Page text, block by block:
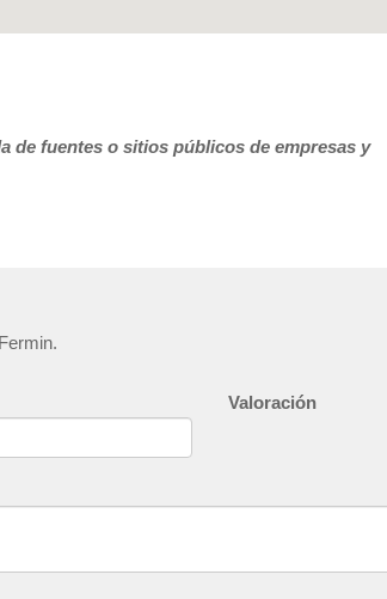
de fuentes o sitios públicos de empresas y
Valoración